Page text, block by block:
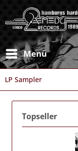
Menü
LP Sampler
Topseller